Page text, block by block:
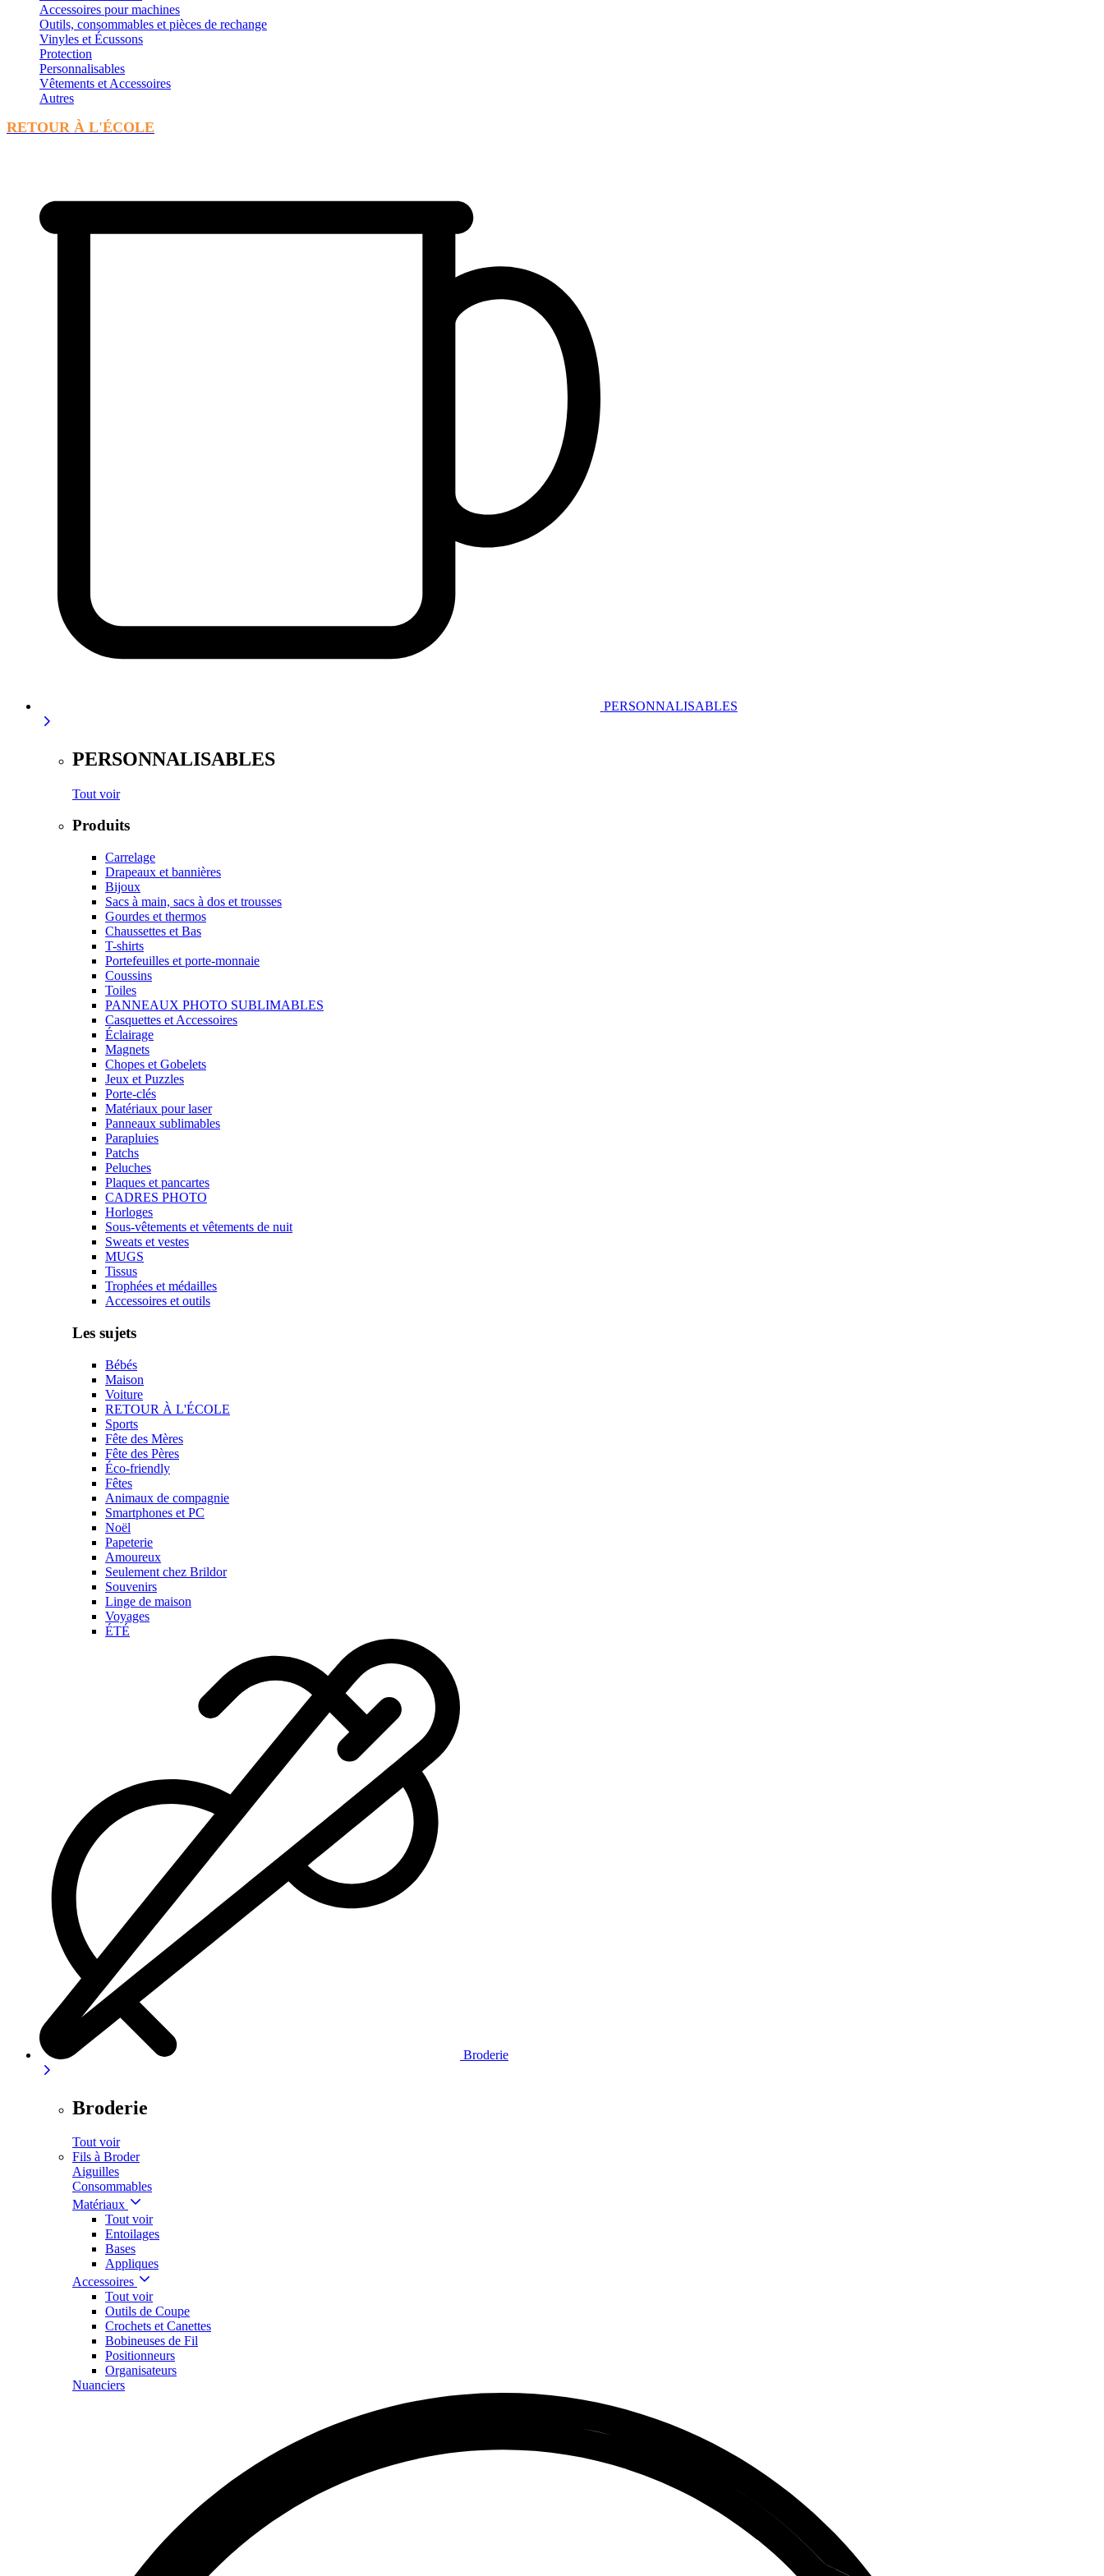
Accessoires pour machines
Outils, consommables et pièces de rechange
Vinyles et Écussons
Protection
Personnalisables
Vêtements et Accessoires
Autres
RETOUR À L'ÉCOLE
PERSONNALISABLES
PERSONNALISABLES
Tout voir
Produits
Carrelage
Drapeaux et bannières
Bijoux
Sacs à main, sacs à dos et trousses
Gourdes et thermos
Chaussettes et Bas
T-shirts
Portefeuilles et porte-monnaie
Coussins
Toiles
PANNEAUX PHOTO SUBLIMABLES
Casquettes et Accessoires
Éclairage
Magnets
Chopes et Gobelets
Jeux et Puzzles
Porte-clés
Matériaux pour laser
Panneaux sublimables
Parapluies
Patchs
Peluches
Plaques et pancartes
CADRES PHOTO
Horloges
Sous-vêtements et vêtements de nuit
Sweats et vestes
MUGS
Tissus
Trophées et médailles
Accessoires et outils
Les sujets
Bébés
Maison
Voiture
RETOUR À L'ÉCOLE
Sports
Fête des Mères
Fête des Pères
Éco-friendly
Fêtes
Animaux de compagnie
Smartphones et PC
Noël
Papeterie
Amoureux
Seulement chez Brildor
Souvenirs
Linge de maison
Voyages
ÉTÉ
Broderie
Broderie
Tout voir
Fils à Broder
Aiguilles
Consommables
Matériaux
Tout voir
Entoilages
Bases
Appliques
Accessoires
Tout voir
Outils de Coupe
Crochets et Canettes
Bobineuses de Fil
Positionneurs
Organisateurs
Nuanciers